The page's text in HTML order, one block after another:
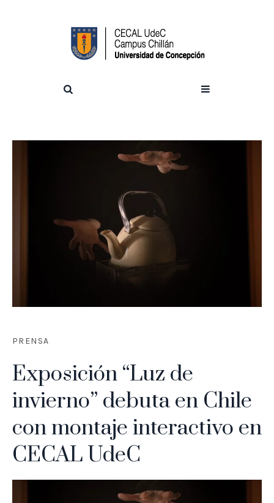
PRENSA
Exposición “Luz de
invierno” debuta en Chile
con montaje interactivo en
CECAL UdeC